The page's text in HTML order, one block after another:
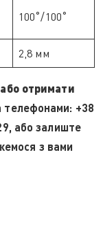
100˚/100˚
2,8 мм
або отримати
телефонами: +38
або залиште
з вами